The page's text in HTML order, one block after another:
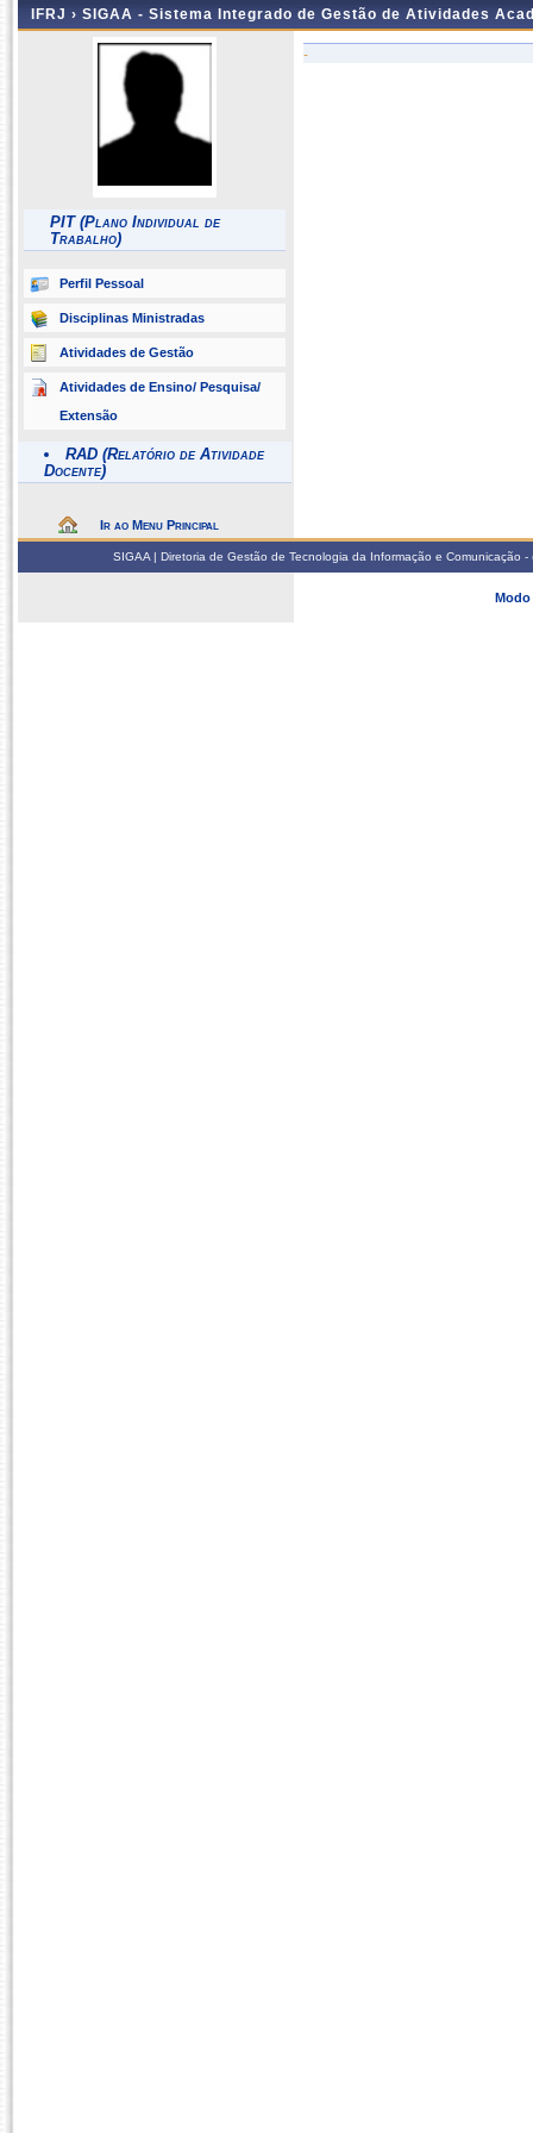
IFRJ › SIGAA - Sistema Integrado de Gestão de Atividades
PIT (Plano Individual de
Trabalho)
Perfil Pessoal
Disciplinas Ministradas
Atividades de Gestão
Atividades de Ensino/ Pesquisa/
Extensão
RAD (Relatório de Atividade
Docente)
Ir ao Menu Principal
-
SIGAA | Diretoria de Gestão de Tecnologia da Informação e
Modo